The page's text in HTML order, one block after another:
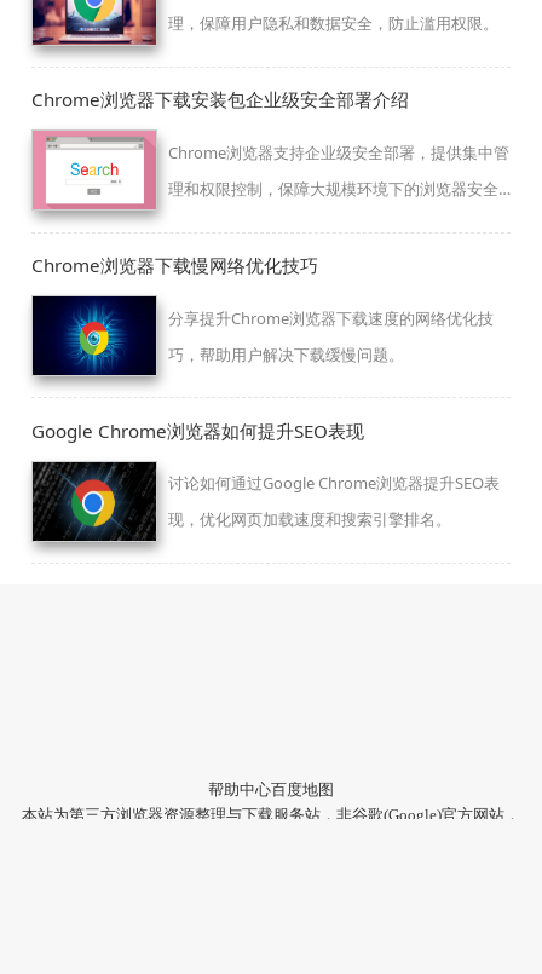
理，保障用户隐私和数据安全，防止滥用权限。
Chrome浏览器下载安装包企业级安全部署介绍
Chrome浏览器支持企业级安全部署，提供集中管
理和权限控制，保障大规模环境下的浏览器安全
Chrome浏览器下载慢网络优化技巧
分享提升Chrome浏览器下载速度的网络优化技
巧，帮助用户解决下载缓慢问题。
Google Chrome浏览器如何提升SEO表现
讨论如何通过Google Chrome浏览器提升SEO表
现，优化网页加载速度和搜索引擎排名。
帮助中心百度地图
本站为第三方浏览器资源整理与下载服务站，非谷歌(Google)官方网站，